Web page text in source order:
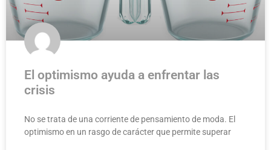
El optimismo ayuda a enfrentar las
crisis
No se trata de una corriente de pensamiento de moda. El
optimismo en un rasgo de carácter que permite superar